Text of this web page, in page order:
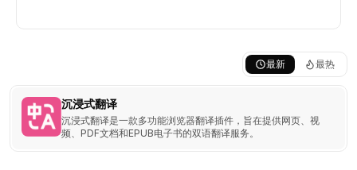
最新 最热
沉浸式翻译
沉浸式翻译是一款多功能浏览器翻译插件，旨在提供网页、视
频、PDF文档和EPUB电子书的双语翻译服务。